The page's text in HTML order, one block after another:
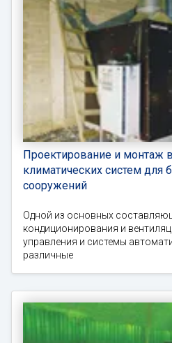
Проектирование и монтаж
климатических систем для
сооружений
Одной из основных
кондиционирования и
управления и системы
различные